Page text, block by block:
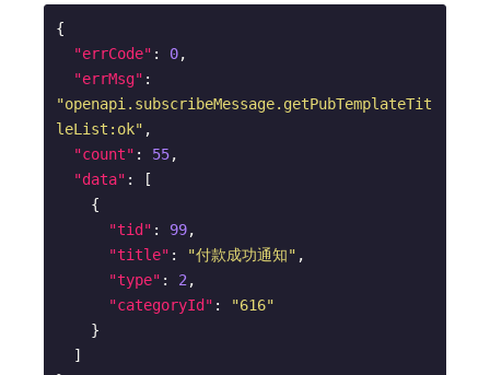
{
"errCode" : 0,
"errMsg"
"openapi.subscribeMessage.getPubTemplateTit
leList:ok" ,
"count" : 55,
"data" : [
"tid" : 99,
"title" : "付款成功通知" ,
"type" : 2 ,
"categoryId" :
"616"